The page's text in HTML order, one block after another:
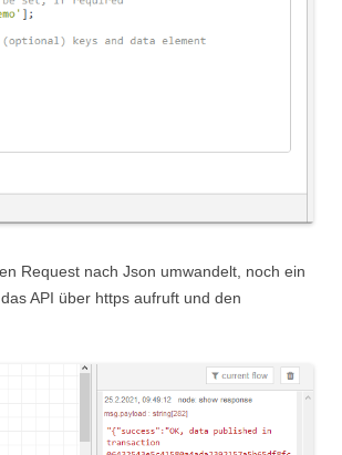
Request nach Json umwandelt, noch ein
API über https aufruft und den